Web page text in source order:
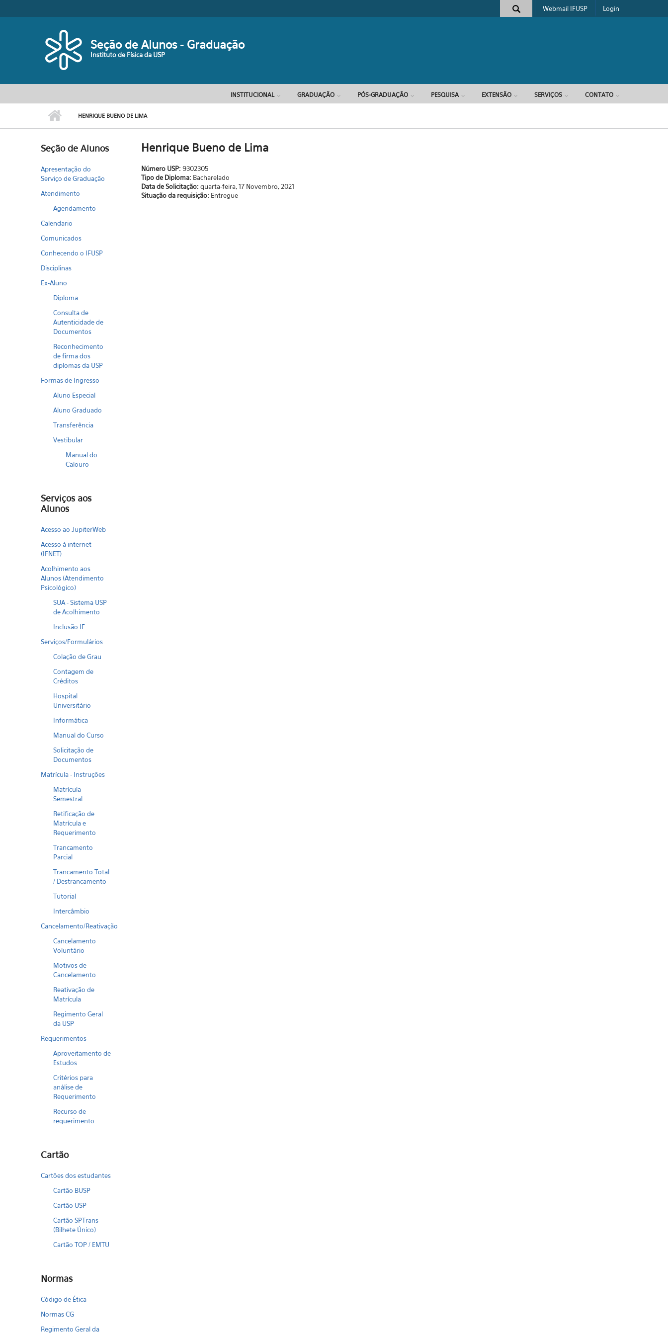
Formulário de busca
Webmail IFUSP Login
Seção de Alunos - Graduação
Instituto de Física da USP
INSTITUCIONAL GRADUAÇÃO PÓS-GRADUAÇÃO PESQUISA EXTENSÃO SERVIÇOS CONTATO
HENRIQUE BUENO DE LIMA
Seção de Alunos
Apresentação do
Serviço de Graduação
Atendimento
Agendamento
Calendario
Comunicados
Conhecendo o IFUSP
Disciplinas
Ex-Aluno
Diploma
Consulta de
Autenticidade de
Documentos
Reconhecimento
de firma dos
diplomas da USP
Formas de Ingresso
Aluno Especial
Aluno Graduado
Transferência
Vestibular
Manual do
Calouro
Serviços aos
Alunos
Acesso ao JupiterWeb
Acesso à internet
(IFNET)
Acolhimento aos
Alunos (Atendimento
Psicológico)
SUA - Sistema USP
de Acolhimento
Inclusão IF
Serviços/Formulários
Colação de Grau
Contagem de
Créditos
Hospital
Universitário
Informática
Manual do Curso
Solicitação de
Documentos
Matrícula - Instruções
Matrícula
Semestral
Retificação de
Matrícula e
Requerimento
Trancamento
Parcial
Trancamento Total
/ Destrancamento
Tutorial
Intercâmbio
Cancelamento/Reativação
Cancelamento
Voluntário
Motivos de
Cancelamento
Reativação de
Matrícula
Regimento Geral
da USP
Requerimentos
Aproveitamento de
Estudos
Critérios para
análise de
Requerimento
Recurso de
requerimento
Cartão
Cartões dos estudantes
Cartão BUSP
Cartão USP
Cartão SPTrans
(Bilhete Único)
Cartão TOP / EMTU
Normas
Código de Ética
Normas CG
Regimento Geral da
Henrique Bueno de Lima
Número USP: 9302305
Tipo de Diploma: Bacharelado
Data de Solicitação: quarta-feira, 17 Novembro, 2021
Situação da requisição: Entregue